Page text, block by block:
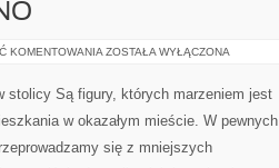
KOMENTOWANIA W
ŻADNYM
NIE
TRUDNO
ZOSTAŁA WYŁĄCZONA
stolicy Są figury, których marzeniem jest
w okazałym mieście. W pewnych
się z mniejszych